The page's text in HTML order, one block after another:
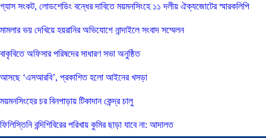
গ্যাস সংকট, লোডশেডিং বন্ধের দাবিতে ময়মনসিংহে ১১ দলীয় ঐক্যজোটের স্মারকলিপি
মামলার ভয় দেখিয়ে হয়রানির অভিযোগে নান্দাইলে সংবাদ সম্মেলন
বাকৃবিতে অফিসার পরিষদের সাধারণ সভা অনুষ্ঠিত
আসছে ‘এসআরবি’, প্রকাশিত হলো আইনের খসড়া
ময়মনসিংহের চর বিনপাড়ায় টিকাদান কেন্দ্র চালু
ফিলিস্তিনি বন্দিশিবিরের পরিখায় কুমির ছাড়া যাবে না: আদালত